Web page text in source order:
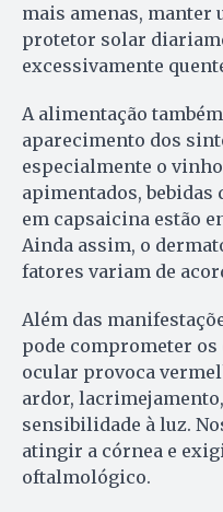
mais amenas, manter
protetor solar
excessivamente
A alimentação
aparecimento dos
especialmente o
apimentados,
em capsaicina estão
Ainda assim, o
fatores variam de
Além das
pode comprometer os
ocular provoca
ardor,
sensibilidade à luz.
atingir a córnea e
oftalmológico.